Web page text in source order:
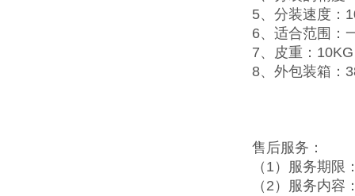
5、分装速度：
6、适合范围：
7、皮重：10KG
8、外包装箱：
售后服务：
（1）服务期
（2）服务内